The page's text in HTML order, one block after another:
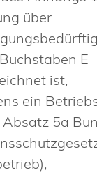
über
E
ist,
ein
Absatz 5a